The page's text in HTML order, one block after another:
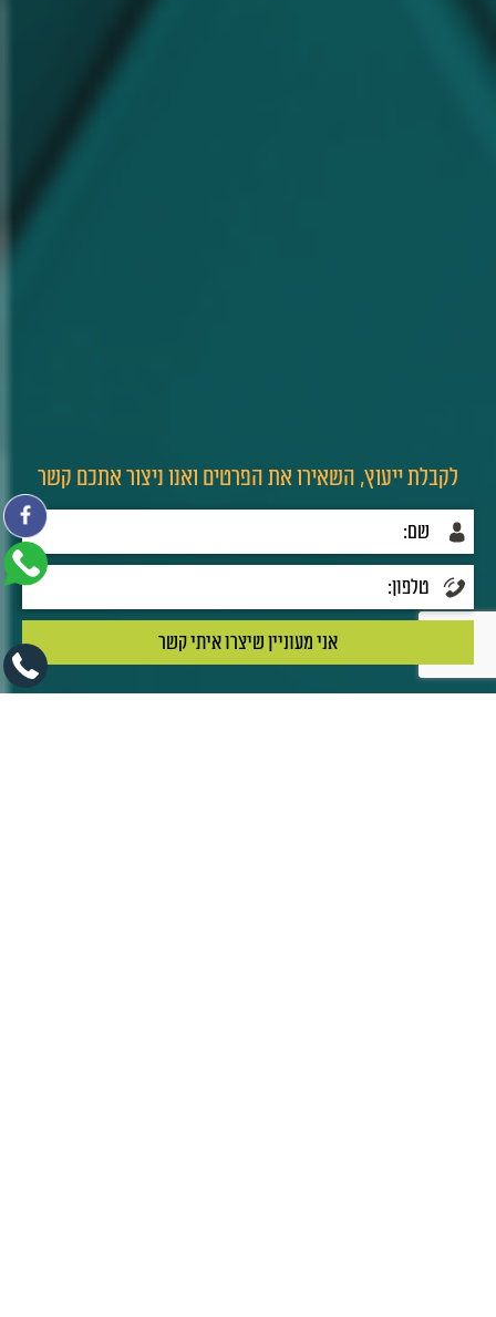
לקבלת ייעוץ, השאירו את הפרטים ואנו ניצור אתכם קשר